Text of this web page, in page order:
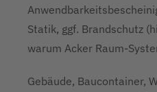
Statik, ggf. Brandschutz
warum Acker Raum-
Gebäude, Baucontainer,